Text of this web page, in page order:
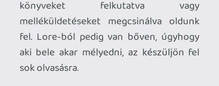
ellenségekét is.
A látványnak ára is van, a játék ugyanis
rendesen megizzasztotta a nem éppen
mai gépemet (i5 3470, 1050ti). Ez épp a
minimum konfig fölött van, és előfordult,